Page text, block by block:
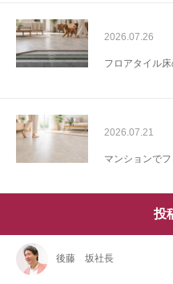
2026.07.26
フロアタイル
2026.07.21
マンションで
投
後藤 坂社長